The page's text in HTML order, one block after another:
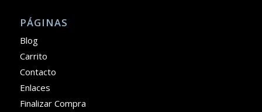
PÁGINAS
Blog
Carrito
Contacto
Enlaces
Finalizar Compra